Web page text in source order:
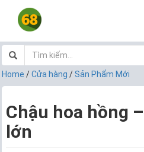
Home /Cửa hàng / Sản Phẩm Mới
Chậu hoa hồng
lớn